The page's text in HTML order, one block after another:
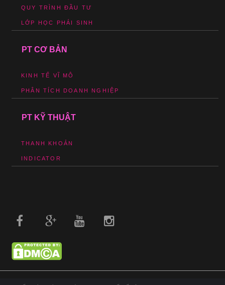
QUY TRÌNH ĐẦU TƯ
LỚP HỌC PHÁI SINH
PT CƠ BẢN
KINH TẾ VĨ MÔ
PHÂN TÍCH DOANH NGHIỆP
PT KỸ THUẬT
THANH KHOẢN
INDICATOR